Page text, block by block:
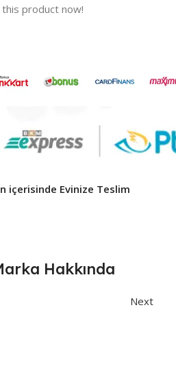
product now!
içerisinde Evinize Teslim
Hakkında
Next